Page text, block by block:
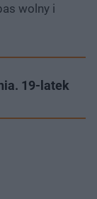
wolny i
19-latek